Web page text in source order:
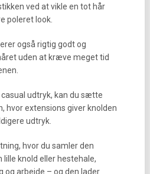
ved at vikle en tot hår
poleret look.
også rigtig godt og
uden at kræve meget tid
udtryk, kan du sætte
hvor extensions giver knolden
udtryk.
hvor du samler den
knold eller hestehale,
og arbejde – og den lader